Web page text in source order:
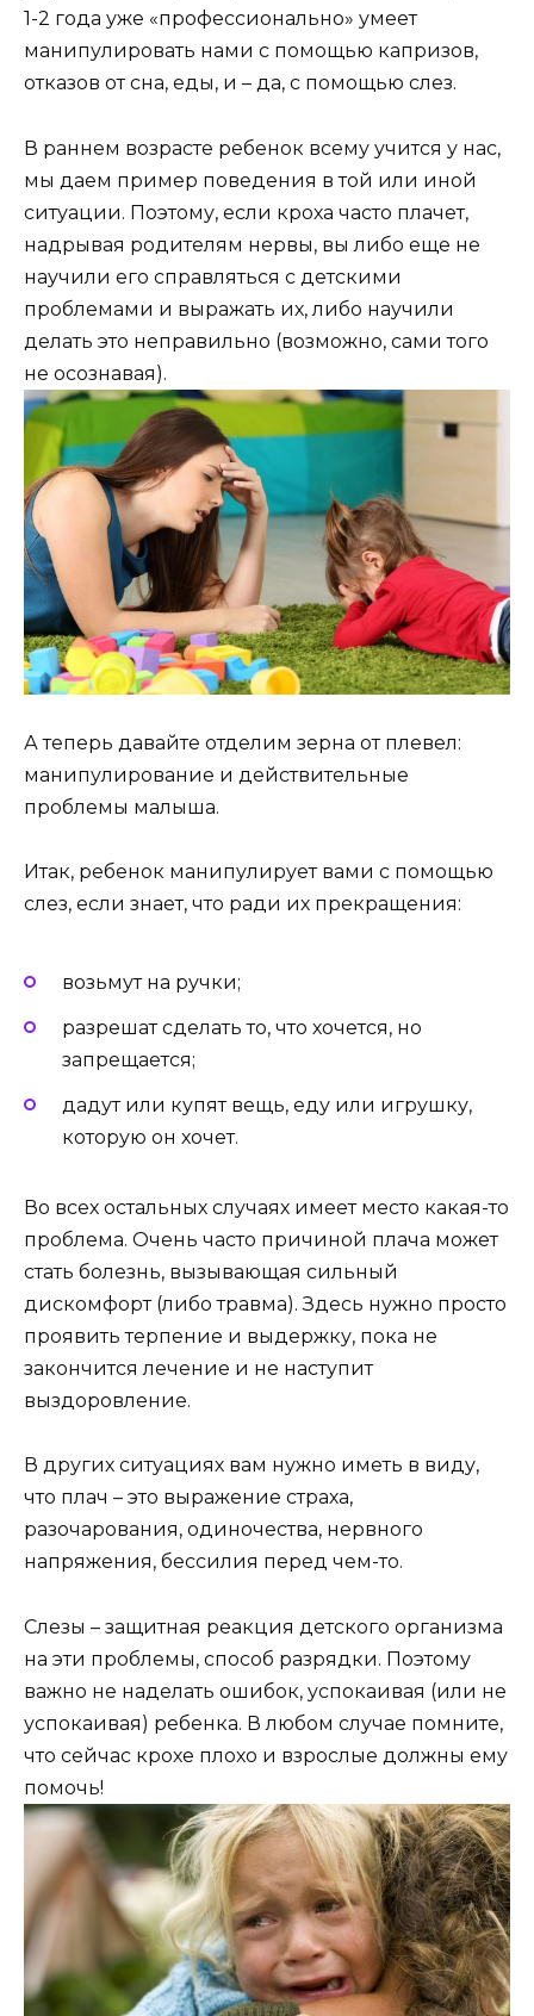
1-2 года уже «профессионально» умеет
манипулировать нами с помощью капризов,
отказов от сна, еды, и – да, с помощью слез.
В раннем возрасте ребенок всему учится у нас,
мы даем пример поведения в той или иной
ситуации. Поэтому, если кроха часто плачет,
надрывая родителям нервы, вы либо еще не
научили его справляться с детскими
проблемами и выражать их, либо научили
делать это неправильно (возможно, сами того
не осознавая).
А теперь давайте отделим зерна от плевел:
манипулирование и действительные
проблемы малыша.
Итак, ребенок манипулирует вами с помощью
слез, если знает, что ради их прекращения:
возьмут на ручки;
разрешат сделать то, что хочется, но
запрещается;
дадут или купят вещь, еду или игрушку,
которую он хочет.
Во всех остальных случаях имеет место какая-то
проблема. Очень часто причиной плача может
стать болезнь, вызывающая сильный
дискомфорт (либо травма). Здесь нужно просто
проявить терпение и выдержку, пока не
закончится лечение и не наступит
выздоровление.
В других ситуациях вам нужно иметь в виду,
что плач – это выражение страха,
разочарования, одиночества, нервного
напряжения, бессилия перед чем-то.
Слезы – защитная реакция детского организма
на эти проблемы, способ разрядки. Поэтому
важно не наделать ошибок, успокаивая (или не
успокаивая) ребенка. В любом случае помните,
что сейчас крохе плохо и взрослые должны ему
помочь!